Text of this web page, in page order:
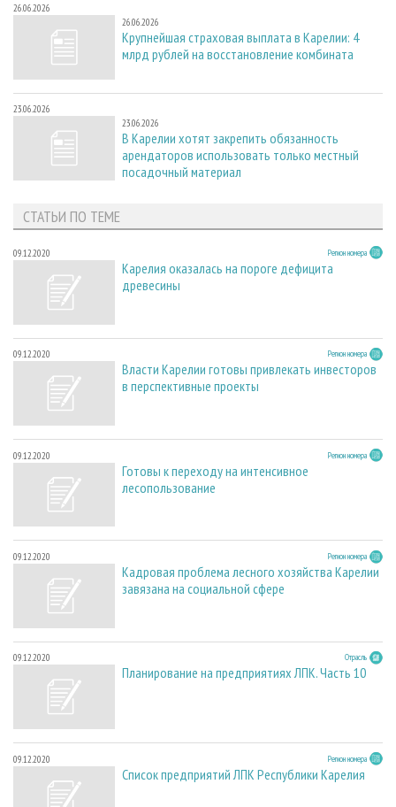
26.06.2026
26.06.2026
Крупнейшая страховая выплата в Карелии: 4
млрд рублей на восстановление комбината
23.06.2026
23.06.2026
В Карелии хотят закрепить обязанность
арендаторов использовать только местный
посадочный материал
СТАТЬИ ПО ТЕМЕ
09.12.2020 Регион номера
Карелия оказалась на пороге дефицита
древесины
09.12.2020 Регион номера
Власти Карелии готовы привлекать инвесторов
в перспективные проекты
09.12.2020 Регион номера
Готовы к переходу на интенсивное
лесопользование
09.12.2020 Регион номера
Кадровая проблема лесного хозяйства Карелии
завязана на социальной сфере
09.12.2020 Отрасль
Планирование на предприятиях ЛПК. Часть 10
09.12.2020 Регион номера
Список предприятий ЛПК Республики Карелия